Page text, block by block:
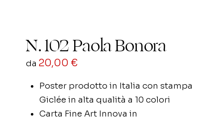
N. 102 Paola Bonora
da 20,00 €
Poster prodotto in Italia con stampa
Giclée in alta qualità a 10 colori
Carta Fine Art Innova in